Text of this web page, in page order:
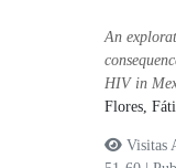
An
HIV in
Flores,
Visitas